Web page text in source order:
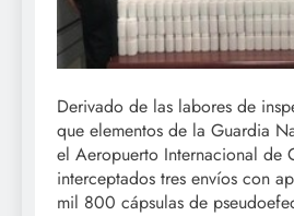
Derivado de las labores de
que elementos de la Guardia
el Aeropuerto Internacional de
interceptados tres envíos con
mil 800 cápsulas de